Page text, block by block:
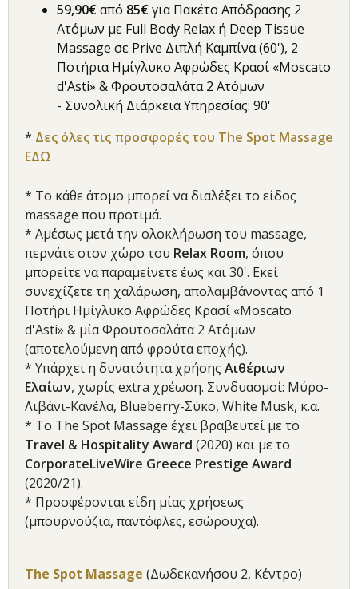
59,90€από 85€για Πακέτο Απόδρασης 2
Ατόμων με Full Body Relax ή Deep Tissue
Massage σε Prive Διπλή Καμπίνα (60'), 2
Ποτήρια Ημίγλυκο Αφρώδες Κρασί «Moscato
d'Asti» & Φρουτοσαλάτα 2 Ατόμων
- Συνολική Διάρκεια Υπηρεσίας: 90'
* Δες όλες τις προσφορές του The Spot Massage
ΕΔΩ
* Το κάθε άτομο μπορεί να διαλέξει το είδος
massage που προτιμά.
* Αμέσως μετά την ολοκλήρωση του massage,
περνάτε στον χώρο του Relax Room, όπου
μπορείτε να παραμείνετε έως και 30'. Εκεί
συνεχίζετε τη χαλάρωση, απολαμβάνοντας από 1
Ποτήρι Ημίγλυκο Αφρώδες Κρασί «Moscato
d'Asti» & μία Φρουτοσαλάτα 2 Aτόμων
(αποτελούμενη από φρούτα εποχής).
* Υπάρχει η δυνατότητα χρήσης Αιθέριων
Ελαίων, χωρίς extra χρέωση. Συνδυασμοί: Μύρο-
Λιβάνι-Κανέλα, Blueberry-Σύκο, White Musk, κ.α.
* Το The Spot Massage έχει βραβευτεί με το
Travel & Hospitality Award (2020) και με το
CorporateLiveWire Greece Prestige Award
(2020/21).
* Προσφέρονται είδη μίας χρήσεως
(μπουρνούζια, παντόφλες, εσώρουχα).
The Spot Massage (Δωδεκανήσου 2, Κέντρο)